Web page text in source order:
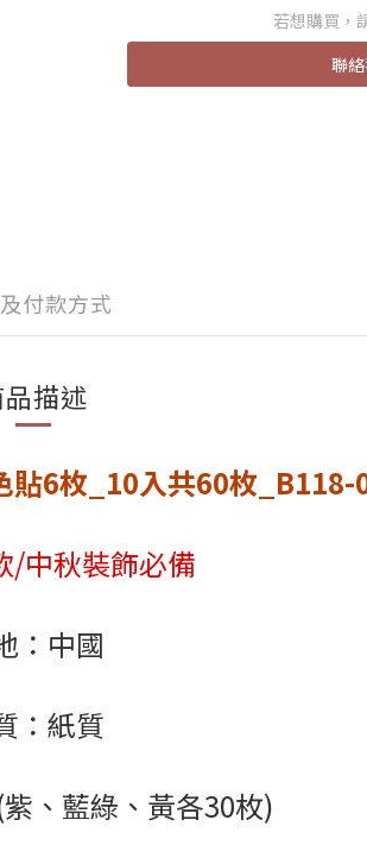
若想購買，
聯
付款方式
描述
貼6枚_10入共60枚_B118-
/中秋裝飾必備
：中國
：紙質
、藍綠、黃各30枚)